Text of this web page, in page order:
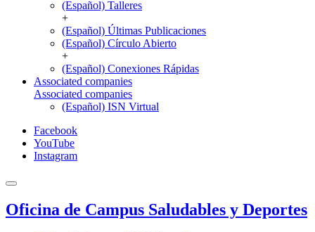
(Español) Talleres
+
(Español) Últimas Publicaciones
(Español) Círculo Abierto
+
(Español) Conexiones Rápidas
Associated companies
Associated companies
(Español) ISN Virtual
Facebook
YouTube
Instagram
Oficina de Campus Saludables y Deportes